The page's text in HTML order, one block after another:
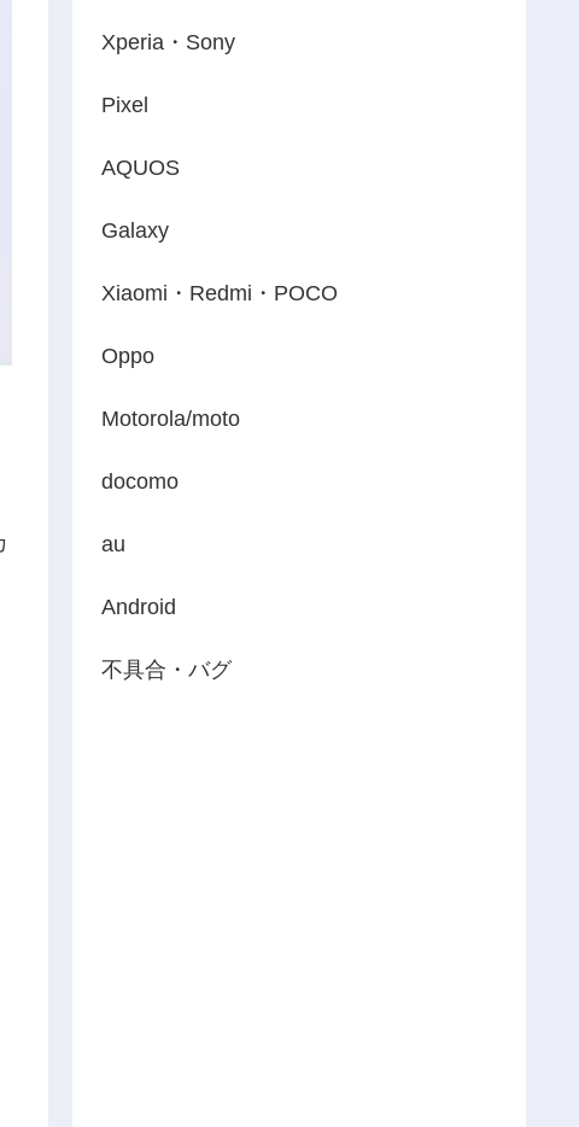
Xperia・Sony
Pixel
AQUOS
Galaxy
Xiaomi・Redmi・POCO
Oppo
Motorola/moto
docomo
au
Android
不具合・バグ